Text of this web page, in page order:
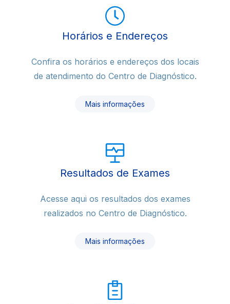
Horários e Endereços
Confira os horários e endereços dos locais
de atendimento do Centro de Diagnóstico.
Mais informações
Resultados de Exames
Acesse aqui os resultados dos exames
realizados no Centro de Diagnóstico.
Mais informações